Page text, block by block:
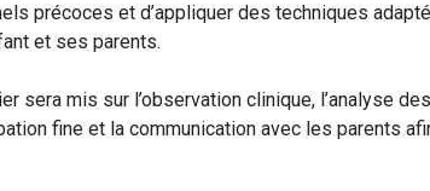
précoces et d’appliquer des techniques
et ses parents.
sera mis sur l’observation clinique, l’analyse
fine et la communication avec les parents